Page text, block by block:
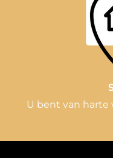
U bent van harte